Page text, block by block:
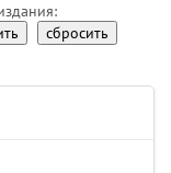
сбросить